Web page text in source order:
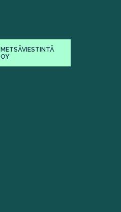
METSÄVIESTINTÄ
OY